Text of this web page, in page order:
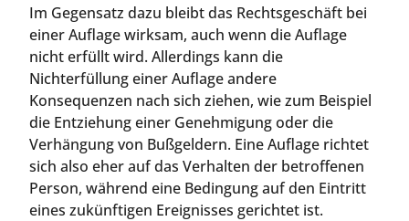
Im Gegensatz dazu bleibt das Rechtsgeschäft bei
einer Auflage wirksam, auch wenn die Auflage
nicht erfüllt wird. Allerdings kann die
Nichterfüllung einer Auflage andere
Konsequenzen nach sich ziehen, wie zum Beispiel
die Entziehung einer Genehmigung oder die
Verhängung von Bußgeldern. Eine Auflage richtet
sich also eher auf das Verhalten der betroffenen
Person, während eine Bedingung auf den Eintritt
eines zukünftigen Ereignisses gerichtet ist.